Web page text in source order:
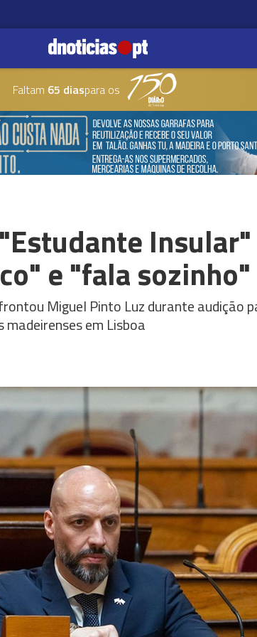
Faltam 65 diaspara os
e "fala sozinho"
Miguel Pinto Luz durante audição
em Lisboa